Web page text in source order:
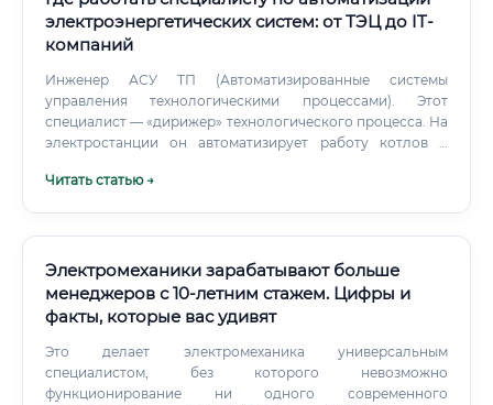
электроэнергетических систем: от ТЭЦ до IT-
компаний
Инженер АСУ ТП (Автоматизированные системы
управления технологическими процессами). Этот
специалист — «дирижер» технологического процесса. На
электростанции он автоматизирует работу котлов и
трансформаторами.
Читать статью →
Электромеханики зарабатывают больше
менеджеров с 10-летним стажем. Цифры и
факты, которые вас удивят
Это делает электромеханика универсальным
специалистом, без которого невозможно
функционирование ни одного современного